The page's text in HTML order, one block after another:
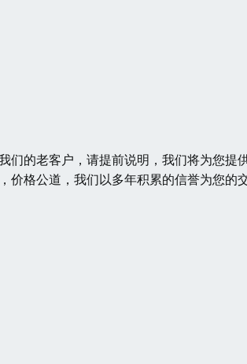
们的老客户，请提前说明，我们将为您提
价格公道，我们以多年积累的信誉为您的